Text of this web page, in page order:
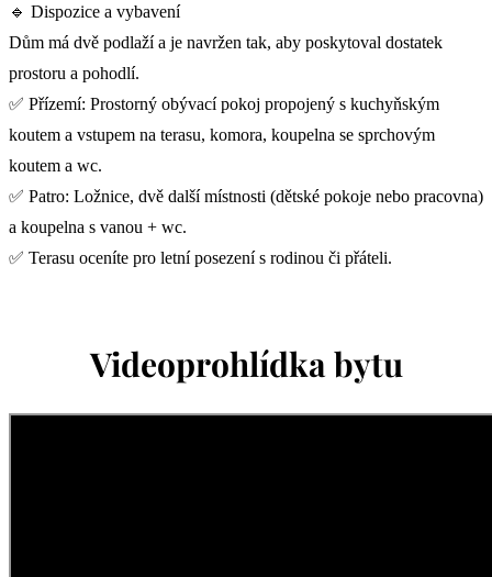
🔹 Dispozice a vybavení
Dům má dvě podlaží a je navržen tak, aby poskytoval dostatek
prostoru a pohodlí.
✅ Přízemí: Prostorný obývací pokoj propojený s kuchyňským
koutem a vstupem na terasu, komora, koupelna se sprchovým
koutem a wc.
✅ Patro: Ložnice, dvě další místnosti (dětské pokoje nebo pracovna)
a koupelna s vanou + wc.
✅ Terasu oceníte pro letní posezení s rodinou či přáteli.
Videoprohlídka bytu